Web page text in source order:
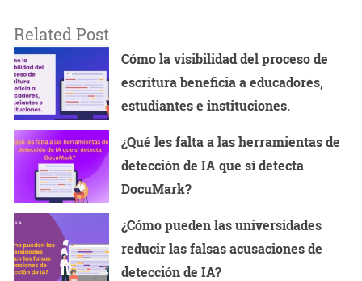
Related Post
Cómo la visibilidad del proceso de
escritura beneficia a educadores,
estudiantes e instituciones.
¿Qué les falta a las herramientas de
detección de IA que sí detecta
DocuMark?
¿Cómo pueden las universidades
reducir las falsas acusaciones de
detección de IA?